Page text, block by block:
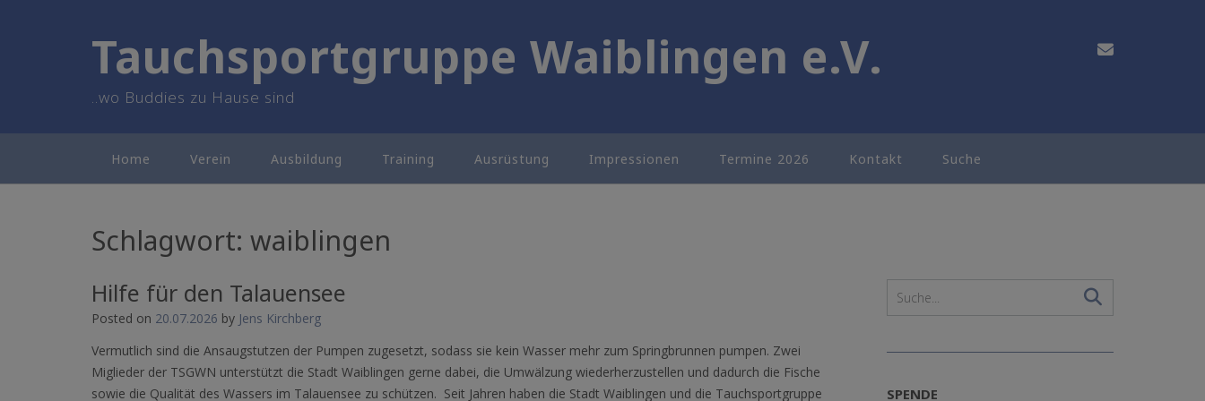
Tauchsportgruppe Waiblingen e.V.
..wo Buddies zu Hause sind
Home Verein Ausbildung Training Ausrüstung Impressionen Termine 2026 Kontakt Suche
Schlagwort: waiblingen
Hilfe für den Talauensee
Posted on 20.07.2026 by Jens Kirchberg
Vermutlich sind die Ansaugstutzen der Pumpen zugesetzt, sodass sie kein Wasser mehr zum Springbrunnen pumpen. Zwei
Miglieder der TSGWN unterstützt die Stadt Waiblingen gerne dabei, die Umwälzung wiederherzustellen und dadurch die Fische
sowie die Qualität des Wassers im Talauensee zu schützen. Seit Jahren haben die Stadt Waiblingen und die Tauchsportgruppe
SPENDE